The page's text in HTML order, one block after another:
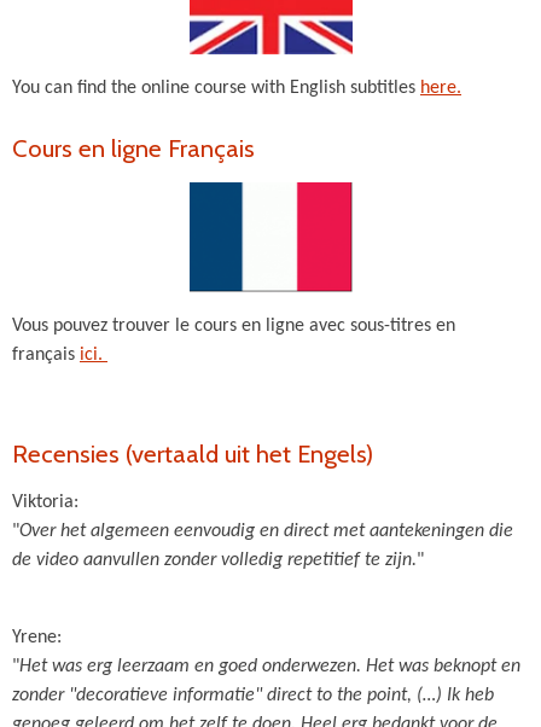
You can find the online course with English subtitles here.
Cours en ligne Français
Vous pouvez trouver le cours en ligne avec sous-titres en
français ici.
Recensies (vertaald uit het Engels)
Viktoria:
"Over het algemeen eenvoudig en direct met aantekeningen die
de video aanvullen zonder volledig repetitief te zijn."
Yrene:
"Het was erg leerzaam en goed onderwezen. Het was beknopt en
zonder "decoratieve informatie" direct to the point, (…) Ik heb